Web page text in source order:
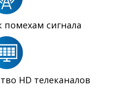
помехам сигнала
HD телеканалов